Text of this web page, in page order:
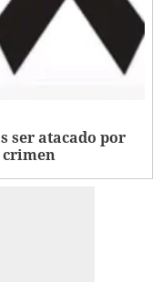
ser atacado por
crimen